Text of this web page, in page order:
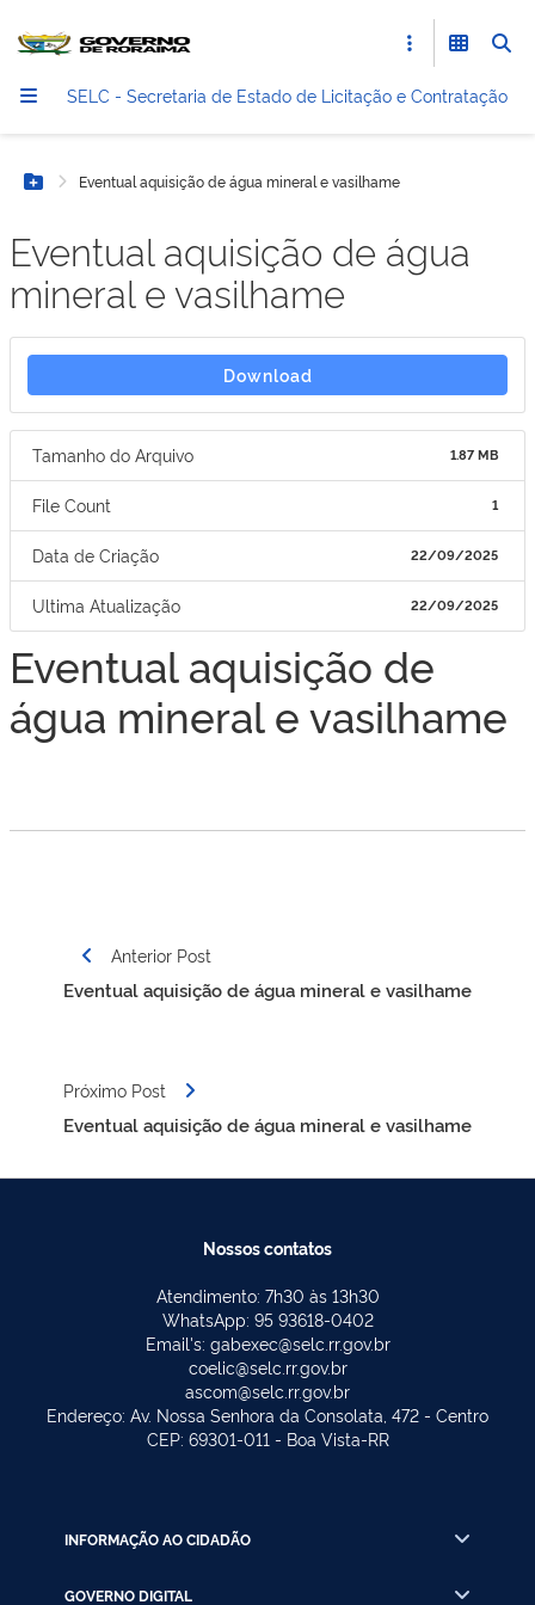
SELC - Secretaria de Estado de Licitação e Contratação
Botão Menu
Eventual aquisição de água mineral e vasilhame
Eventual aquisição de água
mineral e vasilhame
Download
Tamanho do Arquivo 1.87 MB
File Count 1
Data de Criação 22/09/2025
Ultima Atualização 22/09/2025
Eventual aquisição de
água mineral e vasilhame
Navegação
Anterior Post
Eventual aquisição de água mineral e vasilhame
Próximo Post
Eventual aquisição de água mineral e vasilhame
Nossos contatos
Atendimento: 7h30 às 13h30
WhatsApp: 95 93618-0402
Email's: gabexec@selc.rr.gov.br
coelic@selc.rr.gov.br
ascom@selc.rr.gov.br
Endereço: Av. Nossa Senhora da Consolata, 472 - Centro
CEP: 69301-011 - Boa Vista-RR
INFORMAÇÃO AO CIDADÃO
GOVERNO DIGITAL